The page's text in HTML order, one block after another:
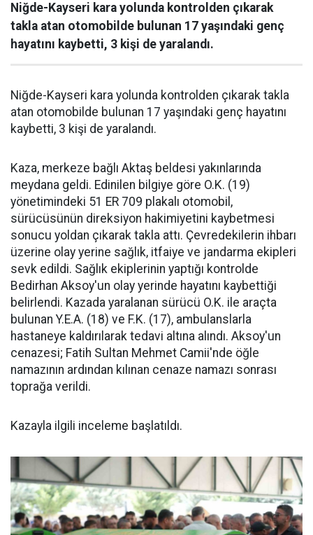
Niğde-Kayseri kara yolunda kontrolden çıkarak
takla atan otomobilde bulunan 17 yaşındaki genç
hayatını kaybetti, 3 kişi de yaralandı.
Niğde-Kayseri kara yolunda kontrolden çıkarak takla
atan otomobilde bulunan 17 yaşındaki genç hayatını
kaybetti, 3 kişi de yaralandı.
Kaza, merkeze bağlı Aktaş beldesi yakınlarında
meydana geldi. Edinilen bilgiye göre O.K. (19)
yönetimindeki 51 ER 709 plakalı otomobil,
sürücüsünün direksiyon hakimiyetini kaybetmesi
sonucu yoldan çıkarak takla attı. Çevredekilerin ihbarı
üzerine olay yerine sağlık, itfaiye ve jandarma ekipleri
sevk edildi. Sağlık ekiplerinin yaptığı kontrolde
Bedirhan Aksoy'un olay yerinde hayatını kaybettiği
belirlendi. Kazada yaralanan sürücü O.K. ile araçta
bulunan Y.E.A. (18) ve F.K. (17), ambulanslarla
hastaneye kaldırılarak tedavi altına alındı. Aksoy'un
cenazesi; Fatih Sultan Mehmet Camii'nde öğle
namazının ardından kılınan cenaze namazı sonrası
toprağa verildi.
Kazayla ilgili inceleme başlatıldı.